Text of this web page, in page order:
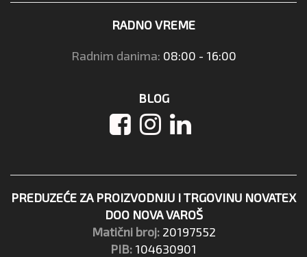
RADNO VREME
Radnim danima: 08:00 - 16:00
BLOG
PREDUZEĆE ZA PROIZVODNJU I TRGOVINU NOVATEX
DOO NOVA VAROŠ
Matični broj: 20197552
PIB: 104630901